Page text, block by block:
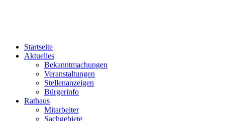
Startseite
Aktuelles
Bekanntmachungen
Veranstaltungen
Stellenanzeigen
Bürgerinfo
Rathaus
Mitarbeiter
Sachgebiete